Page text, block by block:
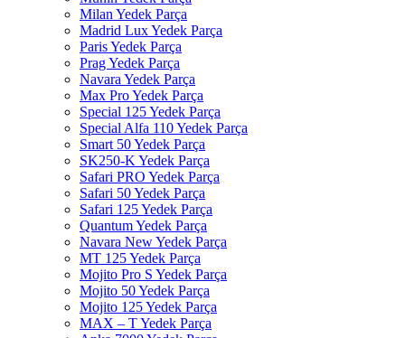
Milan Yedek Parça
Madrid Lux Yedek Parça
Paris Yedek Parça
Prag Yedek Parça
Navara Yedek Parça
Max Pro Yedek Parça
Special 125 Yedek Parça
Special Alfa 110 Yedek Parça
Smart 50 Yedek Parça
SK250-K Yedek Parça
Safari PRO Yedek Parça
Safari 50 Yedek Parça
Safari 125 Yedek Parça
Quantum Yedek Parça
Navara New Yedek Parça
MT 125 Yedek Parça
Mojito Pro S Yedek Parça
Mojito 50 Yedek Parça
Mojito 125 Yedek Parça
MAX – T Yedek Parça